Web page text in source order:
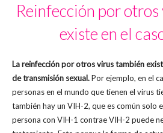
Reinfección por
existe en el
La reinfección por otros virus también
de transmisión sexual.Por ejemplo, en el
personas en el mundo que tienen el virus
también hay un VIH-2, que es común solo
persona con VIH-1 contrae VIH-2 puede